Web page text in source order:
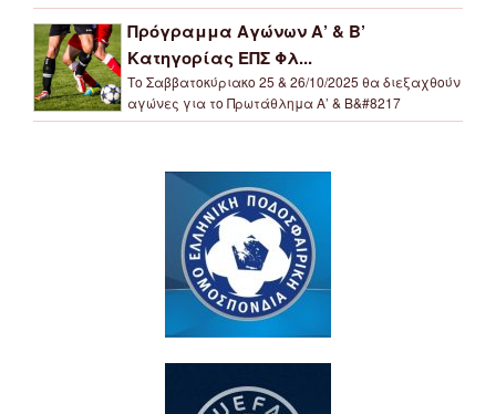
Πρόγραμμα Αγώνων Α’ & Β’
Κατηγορίας ΕΠΣ Φλ...
Το Σαββατοκύριακο 25 & 26/10/2025 θα διεξαχθούν
αγώνες για το Πρωτάθλημα Α’ & Β&#8217